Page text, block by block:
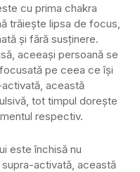
cu prima chakra
trăiește lipsa de focus,
și fără susținere.
aceeași persoană se
pe ceea ce își
această
tot timpul dorește
respectiv.
este închisă nu
activată, această